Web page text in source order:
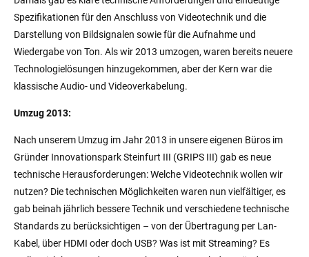
Spezifikationen für den Anschluss von Videotechnik und die
Darstellung von Bildsignalen sowie für die Aufnahme und
Wiedergabe von Ton. Als wir 2013 umzogen, waren bereits neuere
Technologielösungen hinzugekommen, aber der Kern war die
klassische Audio- und Videoverkabelung.
Umzug 2013:
Nach unserem Umzug im Jahr 2013 in unsere eigenen Büros im
Gründer Innovationspark Steinfurt III (GRIPS III) gab es neue
technische Herausforderungen: Welche Videotechnik wollen wir
nutzen? Die technischen Möglichkeiten waren nun vielfältiger, es
gab beinah jährlich bessere Technik und verschiedene technische
Standards zu berücksichtigen – von der Übertragung per Lan-
Kabel, über HDMI oder doch USB? Was ist mit Streaming? Es